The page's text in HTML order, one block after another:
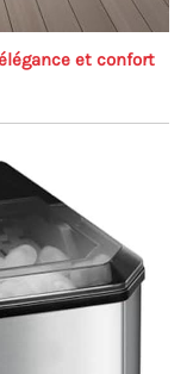
et confort